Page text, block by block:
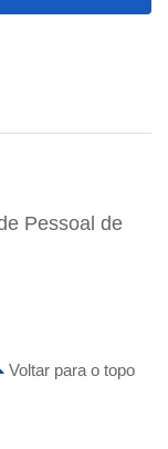
Pessoal de
Voltar para o topo